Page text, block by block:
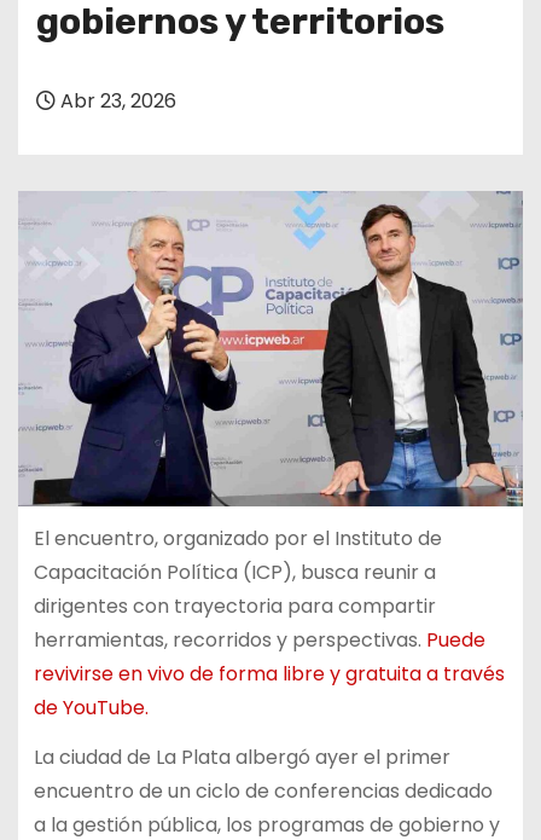
gobiernos y territorios
Abr 23, 2026
El encuentro, organizado por el Instituto de
Capacitación Política (ICP), busca reunir a
dirigentes con trayectoria para compartir
herramientas, recorridos y perspectivas. Puede
revivirse en vivo de forma libre y gratuita a través
de YouTube.
La ciudad de La Plata albergó ayer el primer
encuentro de un ciclo de conferencias dedicado
a la gestión pública, los programas de gobierno y